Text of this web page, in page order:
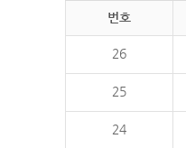
번호
26
25
24